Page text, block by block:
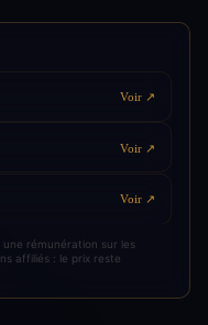
Voir ↗
Voir ↗
Voir ↗
rémunération sur les
affiliés : le prix reste